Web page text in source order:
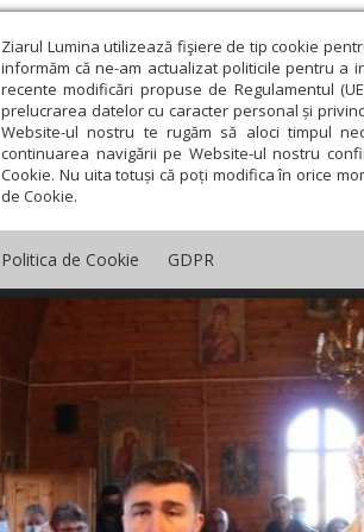
Ziarul Lumina utilizează fişiere de tip cookie
informăm că ne-am actualizat politicile pentru a
recente modificări propuse de Regulamentul
prelucrarea datelor cu caracter personal și
Website-ul nostru te rugăm să aloci timpul
continuarea navigării pe Website-ul nostru
Cookie. Nu uita totuși că poți modifica în orice
de Cookie.
Politica de Cookie GDPR